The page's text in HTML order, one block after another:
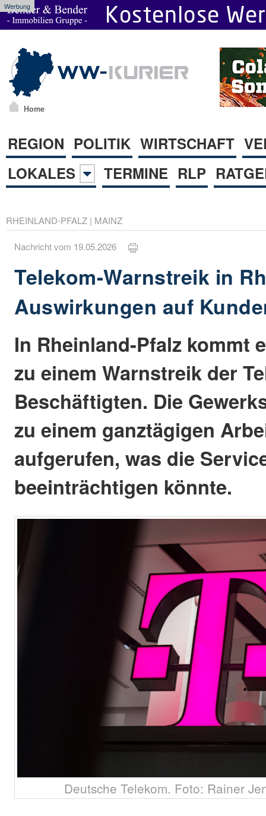
Werbung
Home
REGION POLITIK WIRTSCHAFT
LOKALES
TERMINE RLP
RHEINLAND-PFALZ | MAINZ
Nachricht vom 19.05.2026
Telekom-Warnstreik in
Auswirkungen auf
In Rheinland-Pfalz kommt
zu einem Warnstreik der
Beschäftigten. Die
zu einem ganztägigen
aufgerufen, was die
beeinträchtigen könnte.
Deutsche Telekom. Foto: Rainer